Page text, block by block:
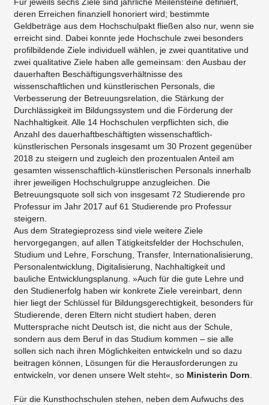
deren Erreichen finanziell honoriert wird; bestimmte
Geldbeträge aus dem Hochschulpakt fließen also nur, wenn sie
erreicht sind. Dabei konnte jede Hochschule zwei besonders
profilbildende Ziele individuell wählen, je zwei quantitative und
zwei qualitative Ziele haben alle gemeinsam: den Ausbau der
dauerhaften Beschäftigungsverhältnisse des
wissenschaftlichen und künstlerischen Personals, die
Verbesserung der Betreuungsrelation, die Stärkung der
Durchlässigkeit im Bildungssystem und die Förderung der
Nachhaltigkeit. Alle 14 Hochschulen verpflichten sich, die
Anzahl des dauerhaftbeschäftigten wissenschaftlich-
künstlerischen Personals insgesamt um 30 Prozent gegenüber
2018 zu steigern und zugleich den prozentualen Anteil am
gesamten wissenschaftlich-künstlerischen Personals innerhalb
ihrer jeweiligen Hochschulgruppe anzugleichen. Die
Betreuungsquote soll sich von insgesamt 72 Studierende pro
Professur im Jahr 2017 auf 61 Studierende pro Professur
steigern.
Aus dem Strategieprozess sind viele weitere Ziele
hervorgegangen, auf allen Tätigkeitsfelder der Hochschulen,
Studium und Lehre, Forschung, Transfer, Internationalisierung,
Personalentwicklung, Digitalisierung, Nachhaltigkeit und
bauliche Entwicklungsplanung. »Auch für die gute Lehre und
den Studienerfolg haben wir konkrete Ziele vereinbart, denn
hier liegt der Schlüssel für Bildungsgerechtigkeit, besonders für
Studierende, deren Eltern nicht studiert haben, deren
Muttersprache nicht Deutsch ist, die nicht aus der Schule,
sondern aus dem Beruf in das Studium kommen – sie alle
sollen sich nach ihren Möglichkeiten entwickeln und so dazu
beitragen können, Lösungen für die Herausforderungen zu
entwickeln, vor denen unsere Welt steht«, so Ministerin Dorn
Für die Kunsthochschulen stehen, neben dem Aufwuchs des